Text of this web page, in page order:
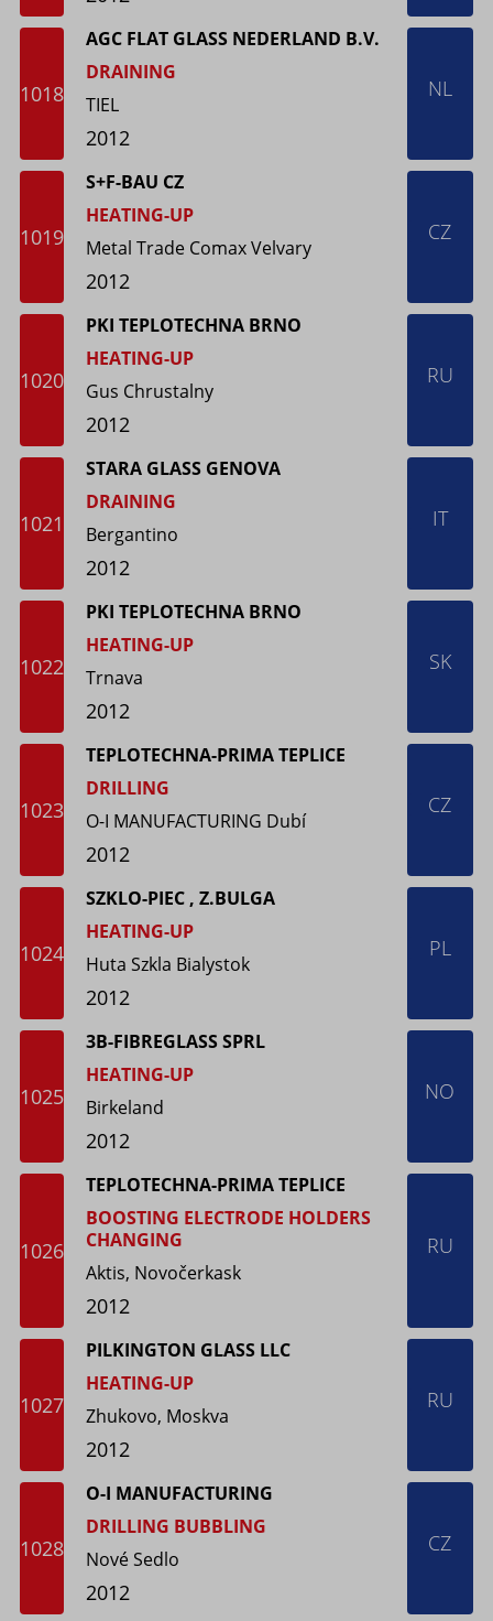
1018
AGC FLAT GLASS NEDERLAND B.V.
DRAINING
TIEL
2012
NL
1019
S+F-BAU CZ
HEATING-UP
Metal Trade Comax Velvary
2012
CZ
1020
PKI TEPLOTECHNA BRNO
HEATING-UP
Gus Chrustalny
2012
RU
1021
STARA GLASS GENOVA
DRAINING
Bergantino
2012
IT
1022
PKI TEPLOTECHNA BRNO
HEATING-UP
Trnava
2012
SK
1023
TEPLOTECHNA-PRIMA TEPLICE
DRILLING
O-I MANUFACTURING Dubí
2012
CZ
1024
SZKLO-PIEC , Z.BULGA
HEATING-UP
Huta Szkla Bialystok
2012
PL
1025
3B-FIBREGLASS SPRL
HEATING-UP
Birkeland
2012
NO
1026
TEPLOTECHNA-PRIMA TEPLICE
BOOSTING ELECTRODE HOLDERS
CHANGING
Aktis, Novočerkask
2012
RU
1027
PILKINGTON GLASS LLC
HEATING-UP
Zhukovo, Moskva
2012
RU
1028
O-I MANUFACTURING
DRILLING BUBBLING
Nové Sedlo
2012
CZ